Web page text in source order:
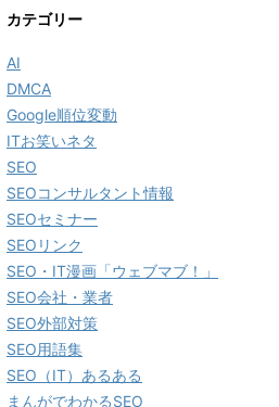
カテゴリー
AI
DMCA
Google順位変動
ITお笑いネタ
SEO
SEOコンサルタント情報
SEOセミナー
SEOリンク
SEO・IT漫画「ウェブマブ！」
SEO会社・業者
SEO外部対策
SEO用語集
SEO（IT）あるある
まんがでわかるSEO